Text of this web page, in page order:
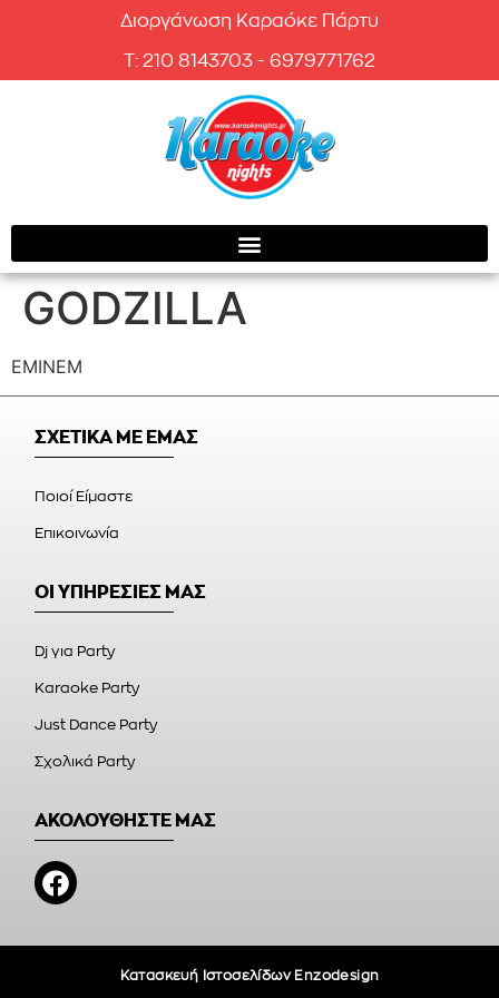
Διοργάνωση Καραόκε Πάρτυ
T: 210 8143703 - 6979771762
GODZILLA
EMINEM
ΣΧΕΤΙΚΑ ΜΕ ΕΜΑΣ
Ποιοί Είμαστε
Επικοινωνία
ΟΙ ΥΠΗΡΕΣΙΕΣ ΜΑΣ
Dj για Party
Karaoke Party
Just Dance Party
Σχολικά Party
ΑΚΟΛΟΥΘΗΣΤΕ ΜΑΣ
Κατασκευή Ιστοσελίδων Enzodesign